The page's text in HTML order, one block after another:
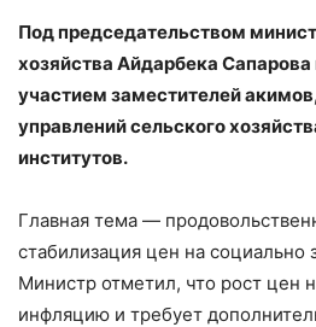
Под председательством
хозяйства Айдарбека
участием заместителей
управлений сельского
институтов.
Главная тема —
стабилизация цен на социально
Министр отметил, что рост цен
инфляцию и требует